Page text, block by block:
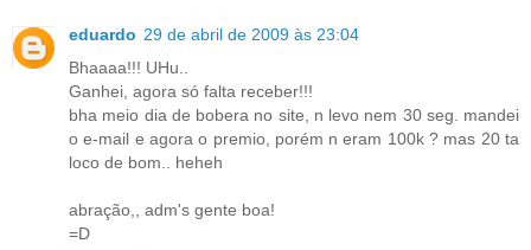
eduardo 29 de abril de 2009 às 23:04
Bhaaaa!!! UHu..
Ganhei, agora só falta receber!!!
bha meio dia de bobera no site, n levo nem 30 seg. mandei
o e-mail e agora o premio, porém n eram 100k ? mas 20 ta
loco de bom.. heheh
abração,, adm's gente boa!
=D